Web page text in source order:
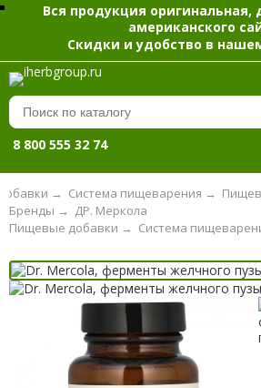
Вся продукция оригинальная,
американского
Скидки и удобство в
8 800 555 32 74
→ Система пищеварения →
ДР. Меркола
Бренды →
Система
Пищевые добавки →